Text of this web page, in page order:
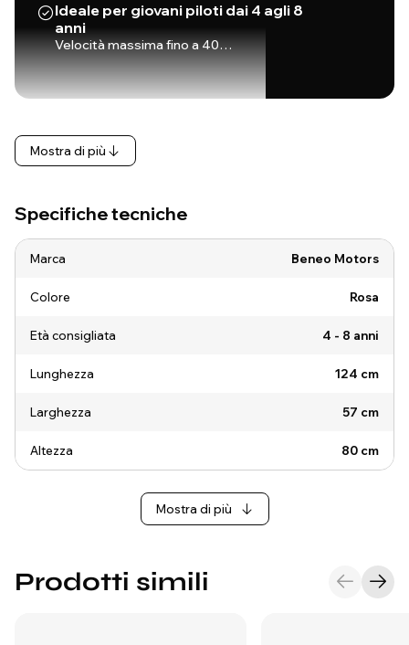
Ideale per giovani piloti dai 4 agli 8
anni
Velocità massima fino a 40…
Mostra di più
Specifiche tecniche
Marca Beneo Motors
Colore Rosa
Età consigliata 4 - 8 anni
Lunghezza 124 cm
Larghezza 57 cm
Altezza 80 cm
Mostra di più
Prodotti simili